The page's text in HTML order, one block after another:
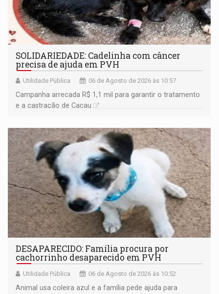
SOLIDARIEDADE: Cadelinha com câncer
precisa de ajuda em PVH
Utilidade Pública 06 de Agosto de 2026 às 10:57
Campanha arrecada R$ 1,1 mil para garantir o tratamento
e a castração de Cacau
DESAPARECIDO: Família procura por
cachorrinho desaparecido em PVH
Utilidade Pública 06 de Agosto de 2026 às 10:52
Animal usa coleira azul e a família pede ajuda para